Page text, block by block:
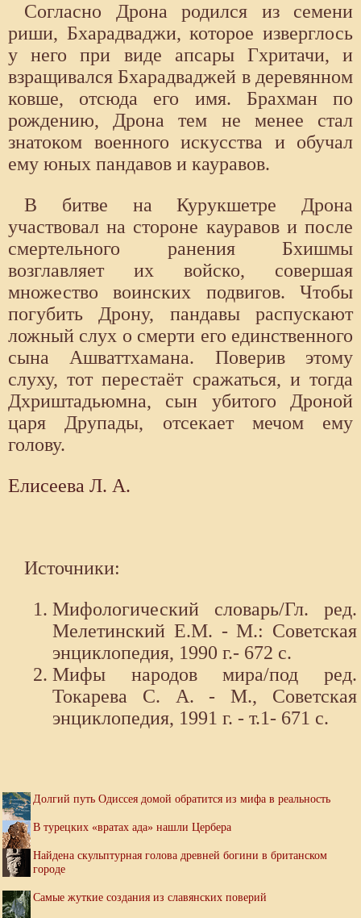
Согласно Дрона родился из семени
риши, Бхарадваджи, которое изверглось
у него при виде апсары Гхритачи, и
взращивался Бхарадваджей в деревянном
ковше, отсюда его имя. Брахман по
рождению, Дрона тем не менее стал
знатоком военного искусства и обучал
ему юных пандавов и кауравов.
В битве на Курукшетре Дрона
участвовал на стороне кауравов и после
смертельного ранения Бхишмы
возглавляет их войско, совершая
множество воинских подвигов. Чтобы
погубить Дрону, пандавы распускают
ложный слух о смерти его единственного
сына Ашваттхамана. Поверив этому
слуху, тот перестаёт сражаться, и тогда
Дхриштадьюмна, сын убитого Дроной
царя Друпады, отсекает мечом ему
голову.
Елисеева Л. А.
Источники:
Мифологический словарь/Гл. ред.
Мелетинский Е.М. - М.: Советская
энциклопедия, 1990 г.- 672 с.
Мифы народов мира/под ред.
Токарева С. А. - М., Советская
энциклопедия, 1991 г. - т.1- 671 с.
Долгий путь Одиссея домой обратится из мифа в реальность
В турецких «вратах ада» нашли Цербера
Найдена скульптурная голова древней богини в британском
городе
Самые жуткие создания из славянских поверий